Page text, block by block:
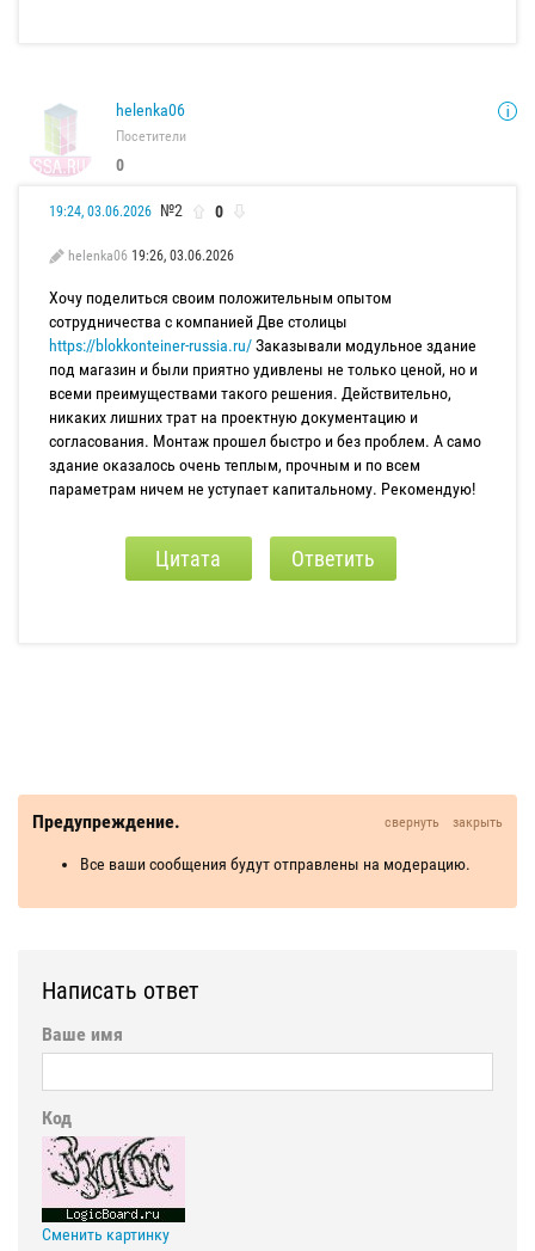
helenka06
Посетители
0
19:24, 03.06.2026 №2 0
helenka06 19:26, 03.06.2026
Хочу поделиться своим положительным опытом
сотрудничества с компанией Две столицы
https://blokkonteiner-russia.ru/Заказывали модульное здание
под магазин и были приятно удивлены не только ценой, но и
всеми преимуществами такого решения. Действительно,
никаких лишних трат на проектную документацию и
согласования. Монтаж прошел быстро и без проблем. А само
здание оказалось очень теплым, прочным и по всем
параметрам ничем не уступает капитальному. Рекомендую!
Цитата Ответить
Предупреждение. свернуть закрыть
Все ваши сообщения будут отправлены на модерацию.
Написать ответ
Ваше имя
Код
Сменить картинку